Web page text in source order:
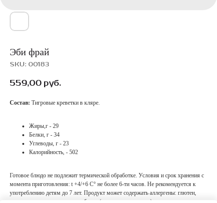
Эби фрай
SKU: 00183
559,00 руб.
Состав: Тигровые креветки в кляре.
Жиры,г - 29
Белки, г - 34
Углеводы, г - 23
Калорийность, - 502
Готовое блюдо не подлежит термической обработке. Условия и срок хранения с
момента приготовления: t +4/+6 С° не более 6-ти часов. Не рекомендуется к
употреблению детям до 7 лет. Продукт может содержать аллергены: глютен,
молоко и продукты его переработки (в том числе лактозу), а также некоторые